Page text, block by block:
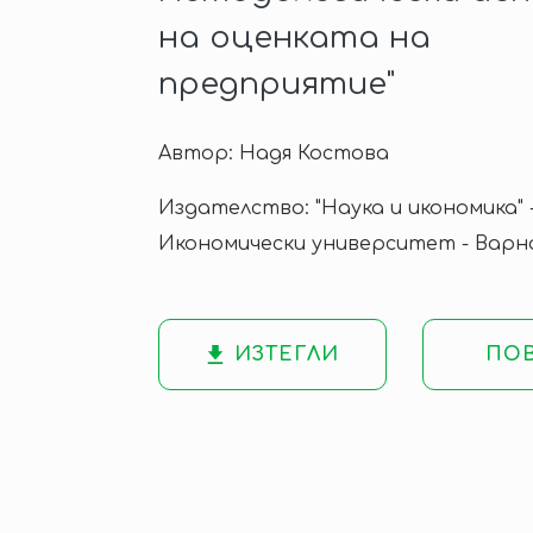
на оценката на
предприятие"
Автор: Надя Костова
Издателство: "Наука и икономика"
Икономически университет -
ИЗТЕГЛИ